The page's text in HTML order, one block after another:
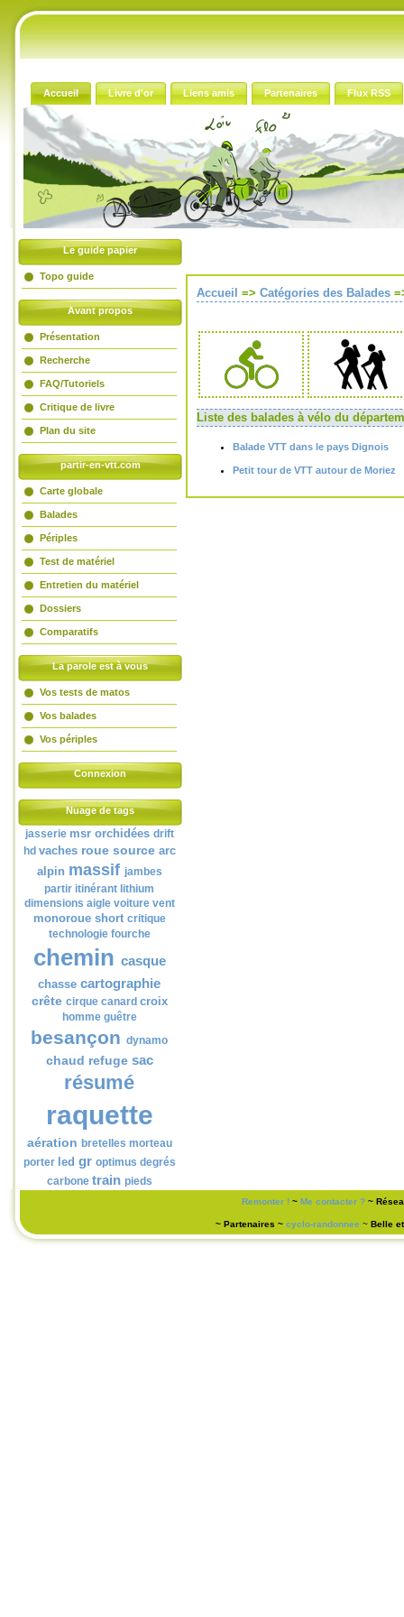
Accueil Livre d'or Liens amis Partenaires Flux RSS
Le guide papier
Topo guide
Avant propos
Présentation
Recherche
FAQ/Tutoriels
Critique de livre
Plan du site
partir-en-vtt.com
Carte globale
Balades
Périples
Test de matériel
Entretien du matériel
Dossiers
Comparatifs
La parole est à vous
Vos tests de matos
Vos balades
Vos périples
Connexion
Nuage de tags
jasserie msr orchidées drift
hd vaches roue source arc
alpin massif jambes
partir itinérant lithium
dimensions aigle voiture vent
monoroue short critique
technologie fourche
chemin casque
chasse cartographie
crête cirque canard croix
homme guêtre
besançon dynamo
chaud refuge sac
résumé
raquette
aération bretelles morteau
porter led gr optimus degrés
carbone train pieds
Accueil => Catégories des Balades
Liste des balades à vélo du
Balade VTT dans le pays Dignois
Petit tour de VTT autour de Moriez
Remonter ! ~ Me contacter ? ~
~ Partenaires ~ cyclo-randonnee~ Belle